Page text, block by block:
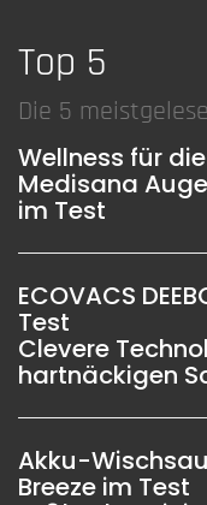
Top 5
Die 5
Wellness für
Medisana
im Test
ECOVACS
Test
Clevere
hartnäckigen
Akku-
Breeze im Test